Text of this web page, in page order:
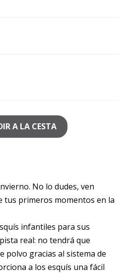
A LA CESTA
No lo dudes, ven
tus primeros momentos en la
infantiles para sus
real: no tendrá que
polvo gracias al sistema de
a los esquís una fácil